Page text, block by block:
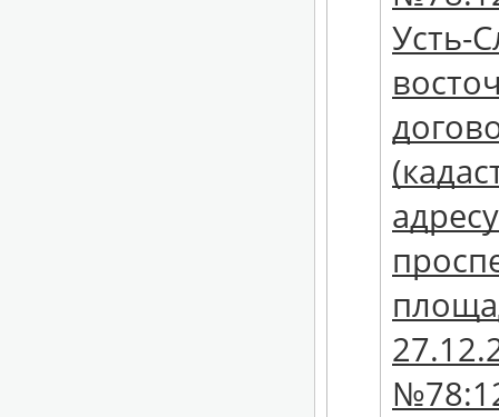
Усть-